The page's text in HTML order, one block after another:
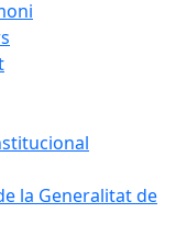
la Generalitat de